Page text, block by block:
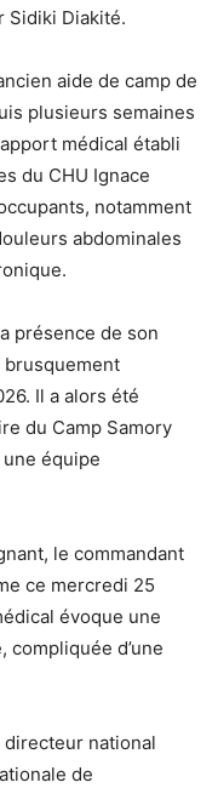
Sidiki Diakité.
aide de camp de
plusieurs semaines
médical établi
du CHU Ignace
notamment
abdominales
présence de son
brusquement
Il a alors été
du Camp Samory
équipe
le commandant
ce mercredi 25
évoque une
d’une
directeur national
de